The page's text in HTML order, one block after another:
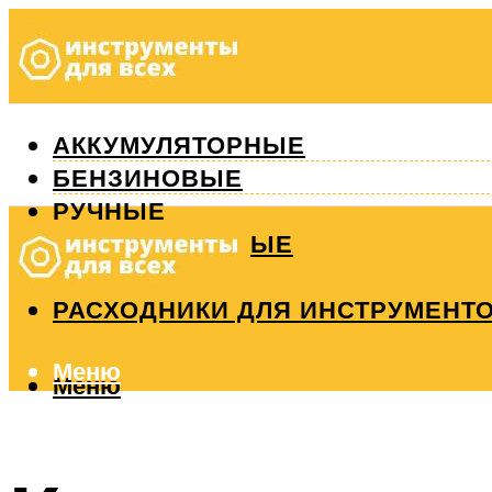
АККУМУЛЯТОРНЫЕ
БЕНЗИНОВЫЕ
РУЧНЫЕ
ИЗМЕРИТЕЛЬНЫЕ
РЕМОНТ
РАСХОДНИКИ ДЛЯ
Меню
Меню